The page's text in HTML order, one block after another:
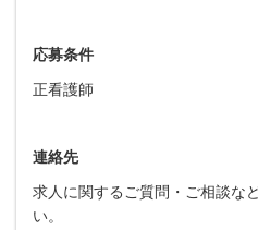
応募条件
正看護師
連絡先
求人に関するご質問・ご相談な
い。